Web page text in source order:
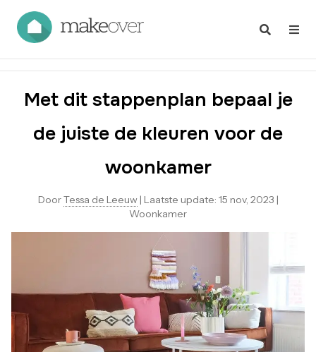
Met dit stappenplan bepaal je
de juiste de kleuren voor de
woonkamer
DoorTessa de Leeuw | Laatste update: 15 nov, 2023 |
Woonkamer